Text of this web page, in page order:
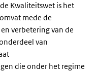
Kwaliteitswet is het
mede de
verbetering van de
van
die onder het regime